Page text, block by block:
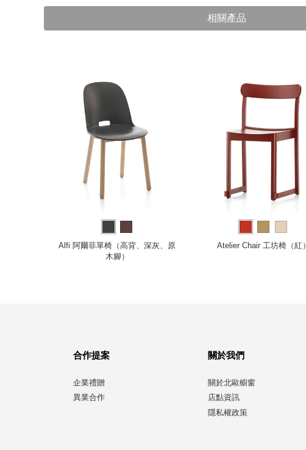
相關產品
Alfi 阿爾菲單椅（高背、深灰、原
木腳）
Atelier Chair 工坊椅（紅）
合作提案
企業禮贈
異業合作
關於我們
關於北歐櫥窗
店點資訊
隱私權政策